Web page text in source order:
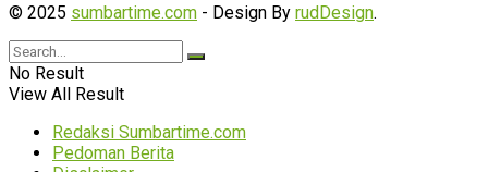
© 2025 sumbartime.com - Design By rudDesign.
No Result
View All Result
Redaksi Sumbartime.com
Pedoman Berita